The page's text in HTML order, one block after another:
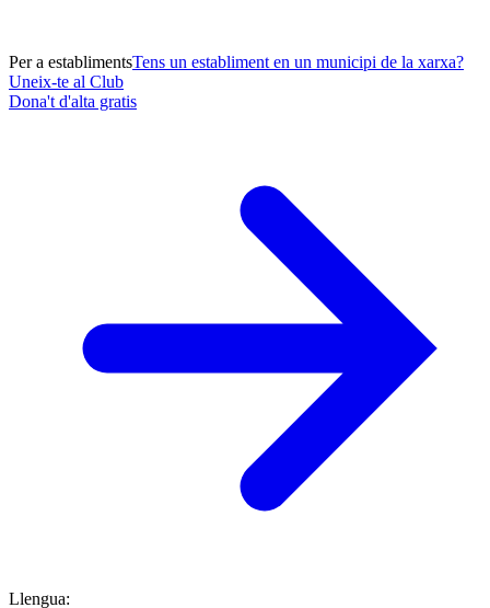
Per a establimentsTens un establiment en un municipi de la xarxa?
Uneix-te al Club
Dona't d'alta gratis
Llengua: